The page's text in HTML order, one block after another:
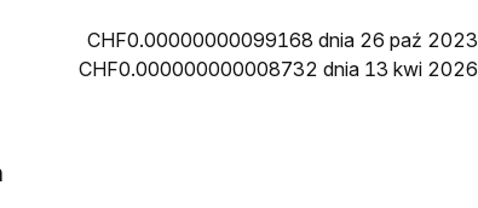
CHF0.00000000099168 dnia 26 paź 2023
CHF0.000000000008732 dnia 13 kwi 2026